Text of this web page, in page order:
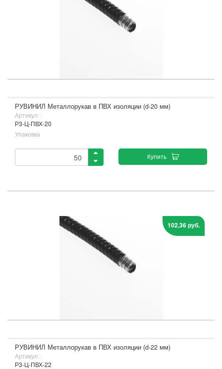
РУВИНИЛ Металлорукав в ПВХ изоляции (d-20 мм)
Артикул :
Р3-Ц-ПВХ-20
Упаковка
Купить
102,36 руб.
РУВИНИЛ Металлорукав в ПВХ изоляции (d-22 мм)
Артикул :
Р3-Ц-ПВХ-22